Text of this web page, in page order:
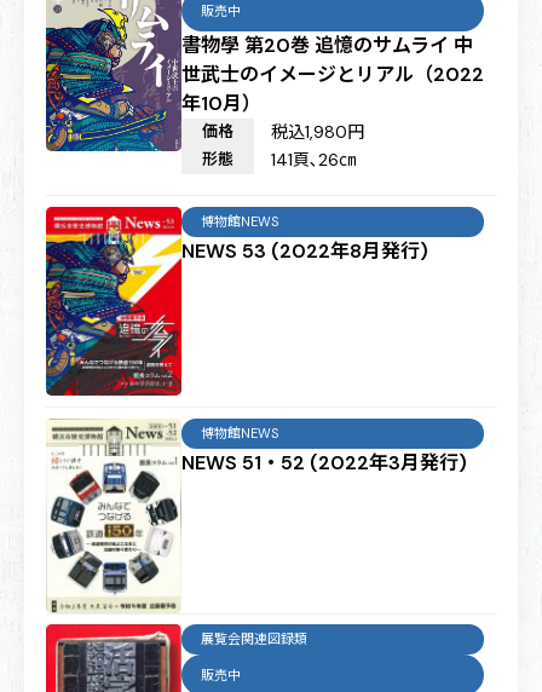
書物學 第20巻 追憶のサムライ 中
世武士のイメージとリアル（2022
年10月）
販売中
価格 税込1,980円
形態 141頁､26㎝
NEWS 53 (2022年8月発行)
博物館NEWS
NEWS 51・52 (2022年3月発行)
博物館NEWS
展覧会関連図録類
販売中